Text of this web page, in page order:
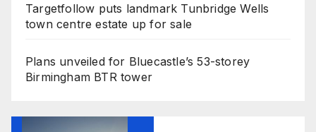
Targetfollow puts landmark Tunbridge Wells
town centre estate up for sale
Plans unveiled for Bluecastle’s 53-storey
Birmingham BTR tower